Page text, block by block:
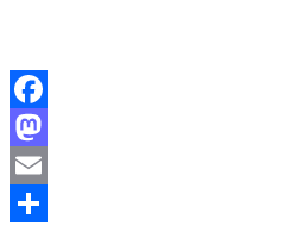
Facebook
Mastodon
Email